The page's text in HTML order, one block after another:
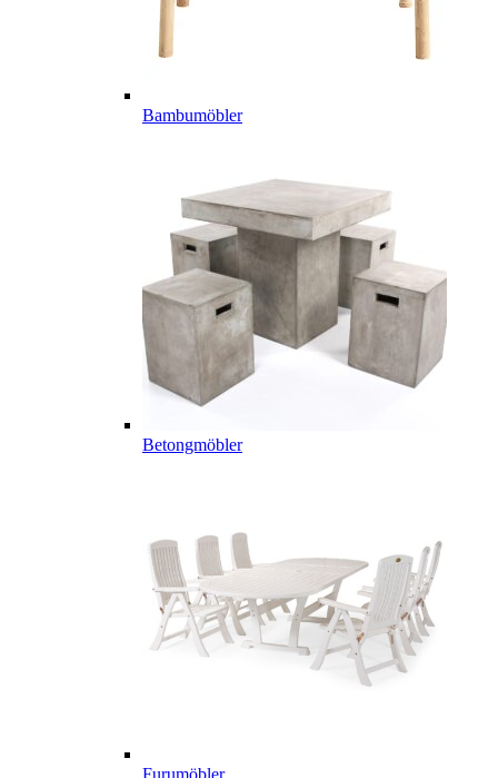
Bambumöbler
Betongmöbler
Furumöbler